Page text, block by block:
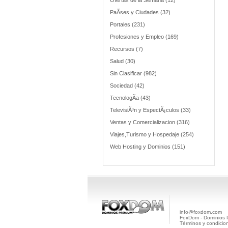
PaÃ­ses y Ciudades (32)
Portales (231)
Profesiones y Empleo (169)
Recursos (7)
Salud (30)
Sin Clasificar (982)
Sociedad (42)
TecnologÃ­a (43)
TelevisiÃ³n y EspectÃ¡culos (33)
Ventas y Comercializacion (316)
Viajes,Turismo y Hospedaje (254)
Web Hosting y Dominios (151)
info@foxdom.com
FoxDom - Dominios
Términos y